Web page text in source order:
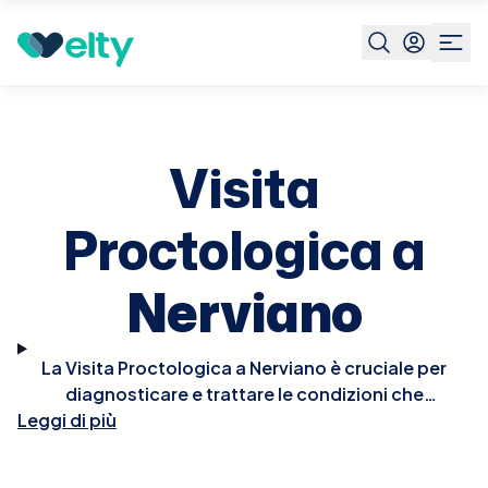
Prenota visita Nerviano
Visita
Proctologica a
Nerviano
La Visita Proctologica a Nerviano è cruciale per
diagnosticare e trattare le condizioni che
affliggono il retto e l'ano, come emorroidi, fissure
Leggi di più